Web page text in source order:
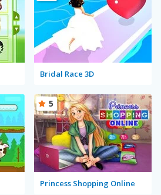
Bridal Race 3D
Princess Shopping Online
5